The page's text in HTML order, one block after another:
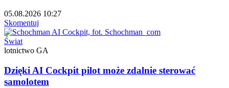
05.08.2026 10:27
Skomentuj
Świat
lotnictwo GA
Dzięki AI Cockpit pilot może zdalnie sterować
samolotem